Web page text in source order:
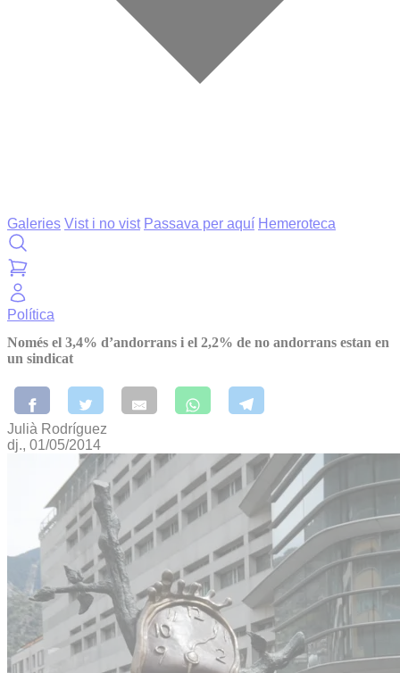
Galeries Vist i no vist Passava per aquí Hemeroteca
Política
Només el 3,4% d’andorrans i el 2,2% de no andorrans estan en
un sindicat
Julià Rodríguez
dj., 01/05/2014